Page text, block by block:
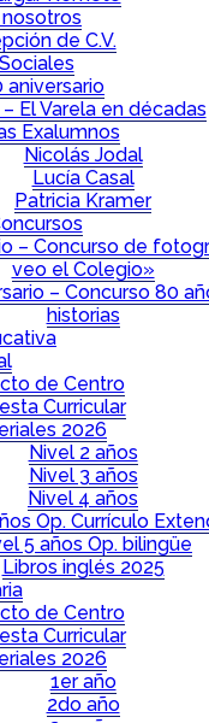
de C.V.
aniversario
El Varela en décadas
Exalumnos
Nicolás Jodal
Lucía Casal
Patricia Kramer
– Concurso de
veo el Colegio»
– Concurso 80
historias
de Centro
Curricular
2026
Nivel 2 años
Nivel 3 años
Nivel 4 años
Op. Currículo
5 años Op. bilingüe
Libros inglés 2025
de Centro
Curricular
2026
1er año
2do año